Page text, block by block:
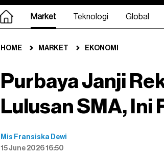
Market Teknologi Global
HOME MARKET EKONOMI
Purbaya Janji
Lulusan SMA, Ini
Mis Fransiska Dewi
15 June 2026 16:50